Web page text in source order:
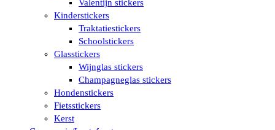
Valentijn stickers
Kinderstickers
Traktatiestickers
Schoolstickers
Glasstickers
Wijnglas stickers
Champagneglas stickers
Hondenstickers
Fietsstickers
Kerst